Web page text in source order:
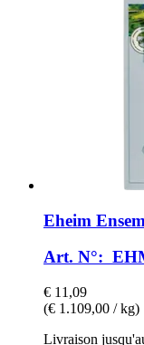
Eheim
Art. N°:
€ 11,09
(€ 1.109,00 / kg)
Livraison